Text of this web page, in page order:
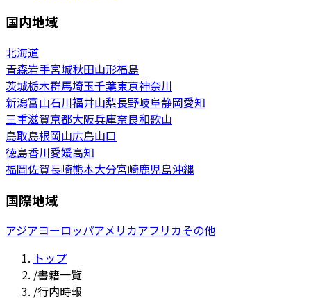
国内地域
北海道
青森岩手宮城秋田山形福島
茨城栃木群馬埼玉千葉東京神奈川
新潟富山石川福井山梨長野岐阜静岡愛知
三重滋賀京都大阪兵庫奈良和歌山
鳥取島根岡山広島山口
徳島香川愛媛高知
福岡佐賀長崎熊本大分宮崎鹿児島沖縄
国際地域
アジアヨーロッパアメリカアフリカその他
トップ
/書籍一覧
/行内時報